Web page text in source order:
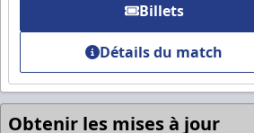
Appel (819) 519-
Contacter la vente
Billets
Détails du match
Obtenir les mises à jour